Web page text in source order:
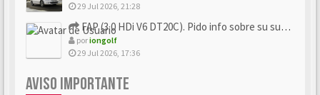
29 Jul 2026, 21:28
FAP (3.0 HDi V6 DT20C). Pido info sobre su sustitución
poriongolf
29 Jul 2026, 17:36
AVISO IMPORTANTE